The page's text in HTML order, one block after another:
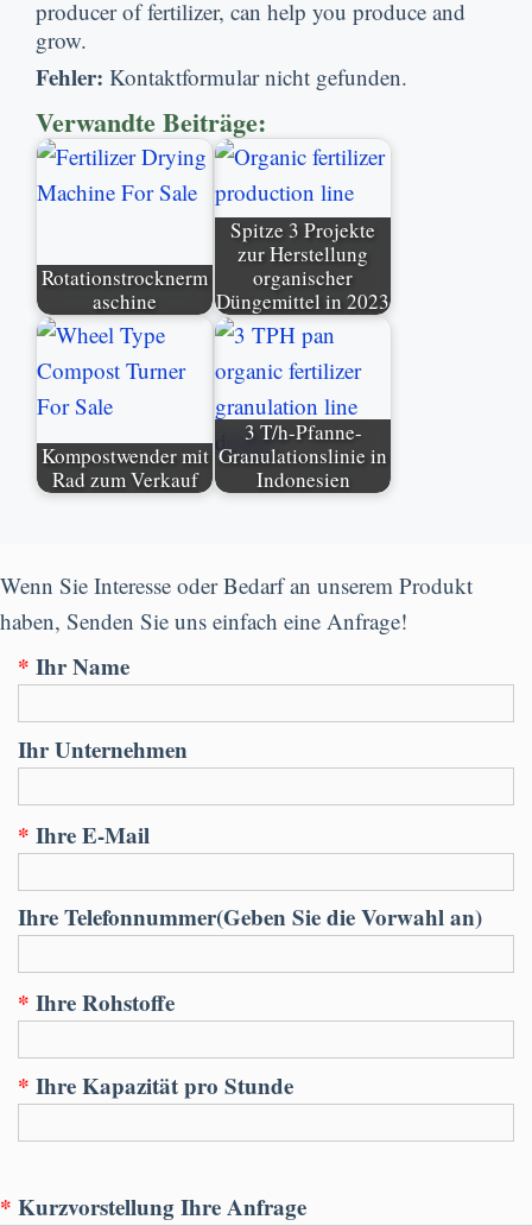
producer of fertilizer, can help you produce and
grow.
Fehler: Kontaktformular nicht gefunden.
Verwandte Beiträge:
Rotationstrocknerm
aschine
Spitze 3 Projekte
zur Herstellung
organischer
Düngemittel in 2023
Kompostwender mit
Rad zum Verkauf
3 T/h-Pfanne-
Granulationslinie in
Indonesien
Wenn Sie Interesse oder Bedarf an unserem Produkt
haben, Senden Sie uns einfach eine Anfrage!
* Ihr Name
Ihr Unternehmen
* Ihre E-Mail
Ihre Telefonnummer(Geben Sie die Vorwahl an)
* Ihre Rohstoffe
* Ihre Kapazität pro Stunde
* Kurzvorstellung Ihre Anfrage